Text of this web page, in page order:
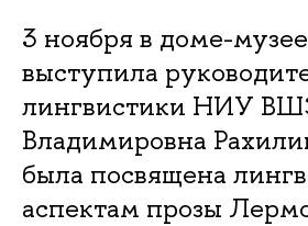
3 ноября в доме-
выступила
лингвистики НИУ
Владимировна
была посвящена
аспектам прозы